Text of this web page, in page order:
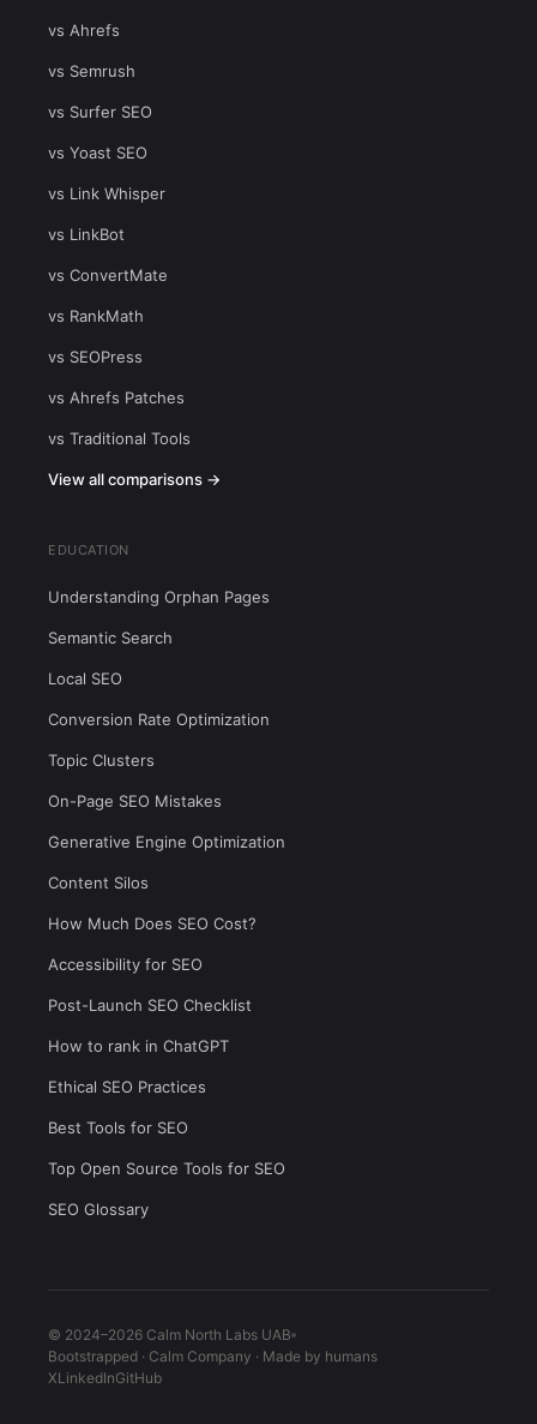
vs Ahrefs
vs Semrush
vs Surfer SEO
vs Yoast SEO
vs Link Whisper
vs LinkBot
vs ConvertMate
vs RankMath
vs SEOPress
vs Ahrefs Patches
vs Traditional Tools
View all comparisons →
EDUCATION
Understanding Orphan Pages
Semantic Search
Local SEO
Conversion Rate Optimization
Topic Clusters
On-Page SEO Mistakes
Generative Engine Optimization
Content Silos
How Much Does SEO Cost?
Accessibility for SEO
Post-Launch SEO Checklist
How to rank in ChatGPT
Ethical SEO Practices
Best Tools for SEO
Top Open Source Tools for SEO
SEO Glossary
© 2024–2026 Calm North Labs UAB
Bootstrapped · Calm Company · Made by humans
XLinkedInGitHub